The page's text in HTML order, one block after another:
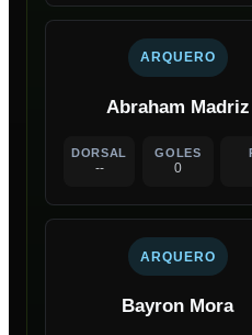
ARQUERO
Abraham Madriz
DORSAL
--
GOLES
0
ARQUERO
Bayron Mora